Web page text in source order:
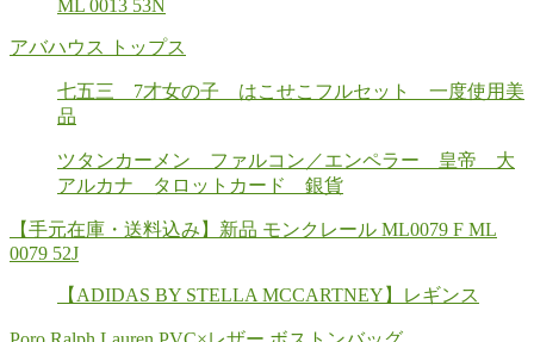
ML 0013 53N
アバハウス トップス
七五三 7才女の子 はこせこフルセット 一度使用美
品
ツタンカーメン ファルコン／エンペラー 皇帝 大
アルカナ タロットカード 銀貨
【手元在庫・送料込み】新品 モンクレール ML0079 F ML
0079 52J
【ADIDAS BY STELLA MCCARTNEY】レギンス